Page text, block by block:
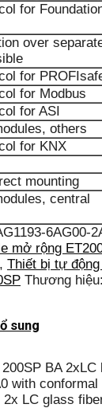
for
over
for
for Modbus
for ASI
others
for KNX
mounting
central
6AG00-
mở rộng
, Thiết bị tự
Thương hiệu:
sung
BA 2xLC
with
2x LC glass